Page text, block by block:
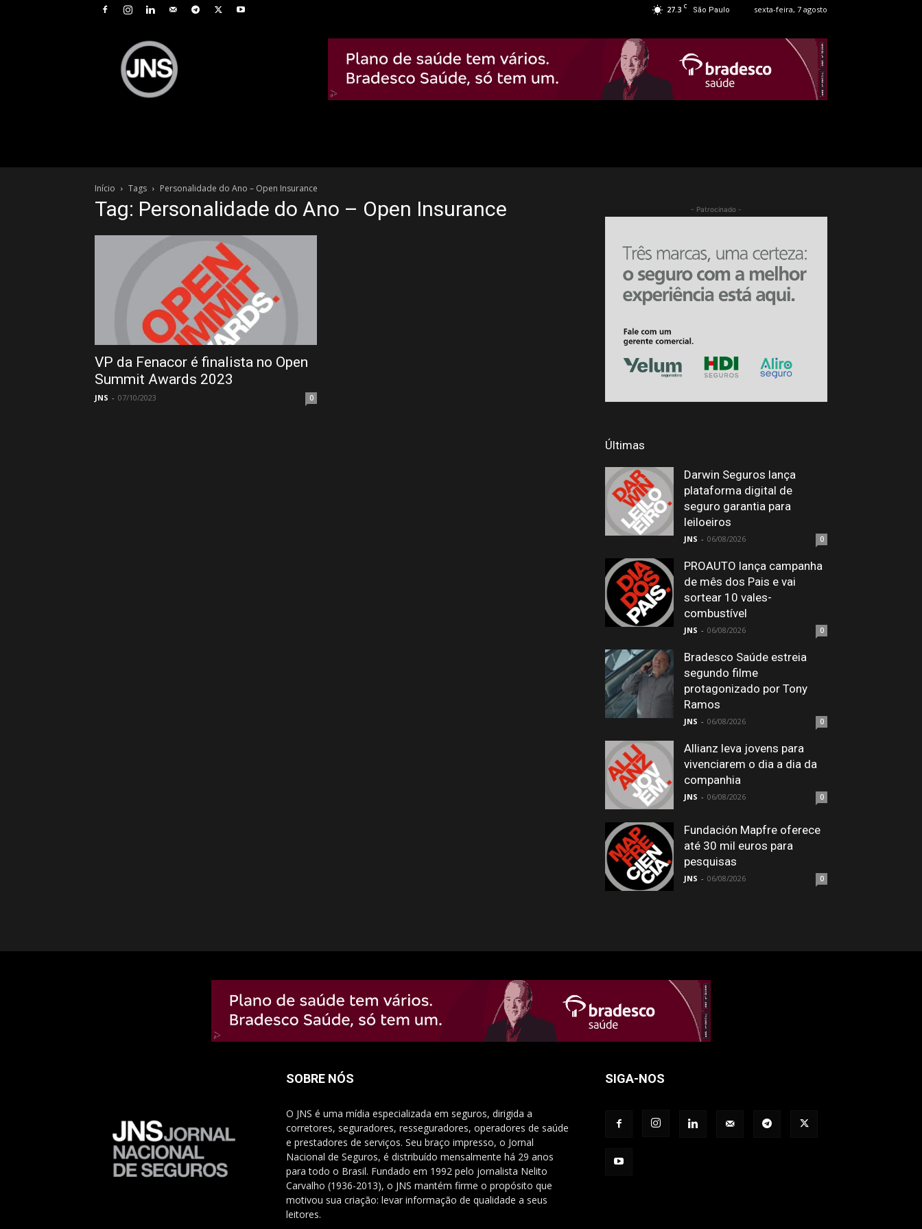
27.3 C São Paulo sexta-feira, 7 agosto
Início Tags Personalidade do Ano – Open Insurance
Tag: Personalidade do Ano – Open Insurance
VP da Fenacor é finalista no Open
Summit Awards 2023
JNS - 07/10/2023 0
- Patrocinado -
Últimas
Darwin Seguros lança
plataforma digital de
seguro garantia para
leiloeiros
JNS - 06/08/2026 0
PROAUTO lança campanha
de mês dos Pais e vai
sortear 10 vales-
combustível
JNS - 06/08/2026 0
Bradesco Saúde estreia
segundo filme
protagonizado por Tony
Ramos
JNS - 06/08/2026 0
Allianz leva jovens para
vivenciarem o dia a dia da
companhia
JNS - 06/08/2026 0
Fundación Mapfre oferece
até 30 mil euros para
pesquisas
JNS - 06/08/2026 0
SOBRE NÓS
O JNS é uma mídia especializada em seguros, dirigida a
corretores, seguradores, resseguradores, operadores de saúde
e prestadores de serviços. Seu braço impresso, o Jornal
Nacional de Seguros, é distribuído mensalmente há 29 anos
para todo o Brasil. Fundado em 1992 pelo jornalista Nelito
Carvalho (1936-2013), o JNS mantém firme o propósito que
motivou sua criação: levar informação de qualidade a seus
leitores.
SIGA-NOS